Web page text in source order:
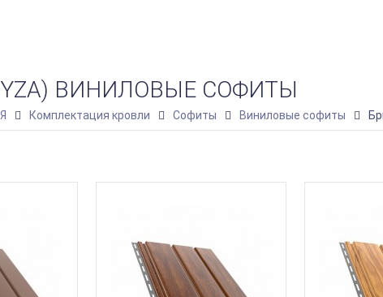
ВИНИЛОВЫЕ СОФИТЫ
Комплектация кровли Софиты Виниловые софиты